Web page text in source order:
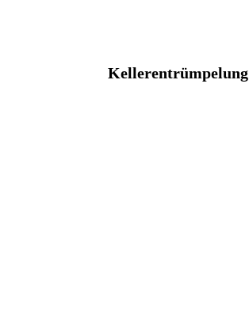
Kellerentrümpelung